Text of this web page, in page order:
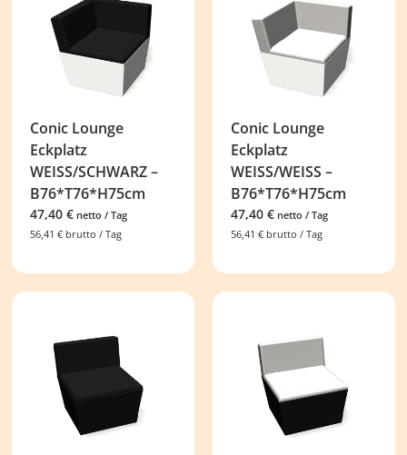
Conic Lounge
Eckplatz
WEISS/SCHWARZ –
B76*T76*H75cm
47,40€ netto / Tag
56,41€ brutto / Tag
Conic Lounge
Eckplatz
WEISS/WEISS –
B76*T76*H75cm
47,40 € netto / Tag
56,41 € brutto / Tag